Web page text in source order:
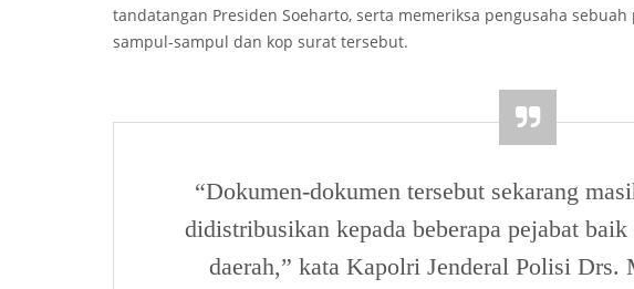
tandatangan Presiden Soeharto, serta memeriksa pengusaha
sampul-sampul dan kop surat tersebut.
“Dokumen-dokumen tersebut sekarang
didistribusikan kepada beberapa pejabat
daerah,” kata Kapolri Jenderal Polisi Drs.